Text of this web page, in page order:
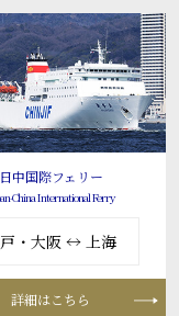
日中国際フェリー
China International Ferry
・大阪 ↔ 上海
詳細はこちら